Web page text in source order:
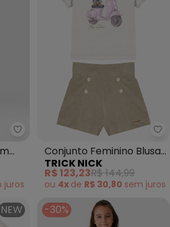
Mundi - Conjunto Menina com
juros
Conjunto Feminino Blusa
com Shorts (Bege)
TRICK NICK
R$ 123,23R$ 144,99
ou 4x de R$ 30,80 sem juros
NEW -30%